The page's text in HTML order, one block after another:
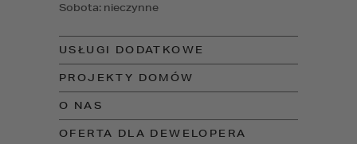
USŁUGI DODATKOWE
PROJEKTY DOMÓW
O NAS
OFERTA DLA DEWELOPERA
Sobota: nieczynne